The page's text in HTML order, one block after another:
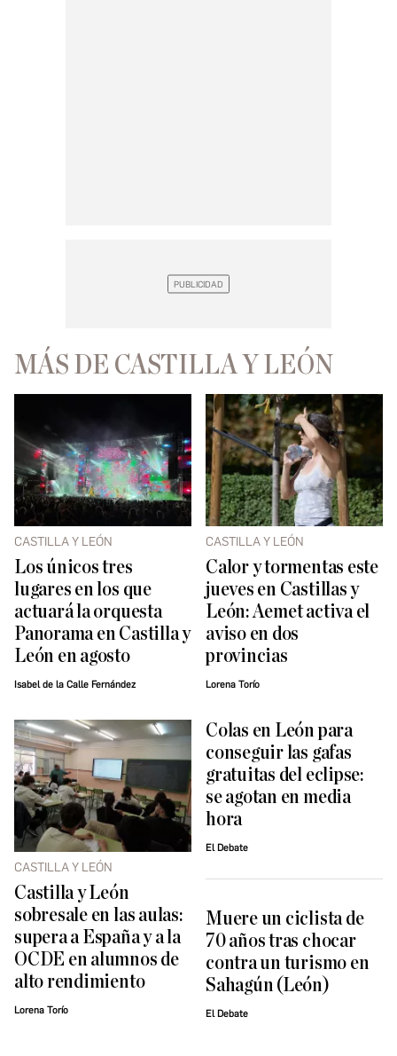
MÁS DE CASTILLA Y LEÓN
CASTILLA Y LEÓN
Los únicos tres
lugares en los que
actuará la orquesta
Panorama en Castilla y
León en agosto
Isabel de la Calle Fernández
CASTILLA Y LEÓN
Calor y tormentas este
jueves en Castillas y
León: Aemet activa el
aviso en dos
provincias
Lorena Torío
CASTILLA Y LEÓN
Castilla y León
sobresale en las aulas:
supera a España y a la
OCDE en alumnos de
alto rendimiento
Lorena Torío
Colas en León para
conseguir las gafas
gratuitas del eclipse:
se agotan en media
hora
El Debate
Muere un ciclista de
70 años tras chocar
contra un turismo en
Sahagún (León)
El Debate